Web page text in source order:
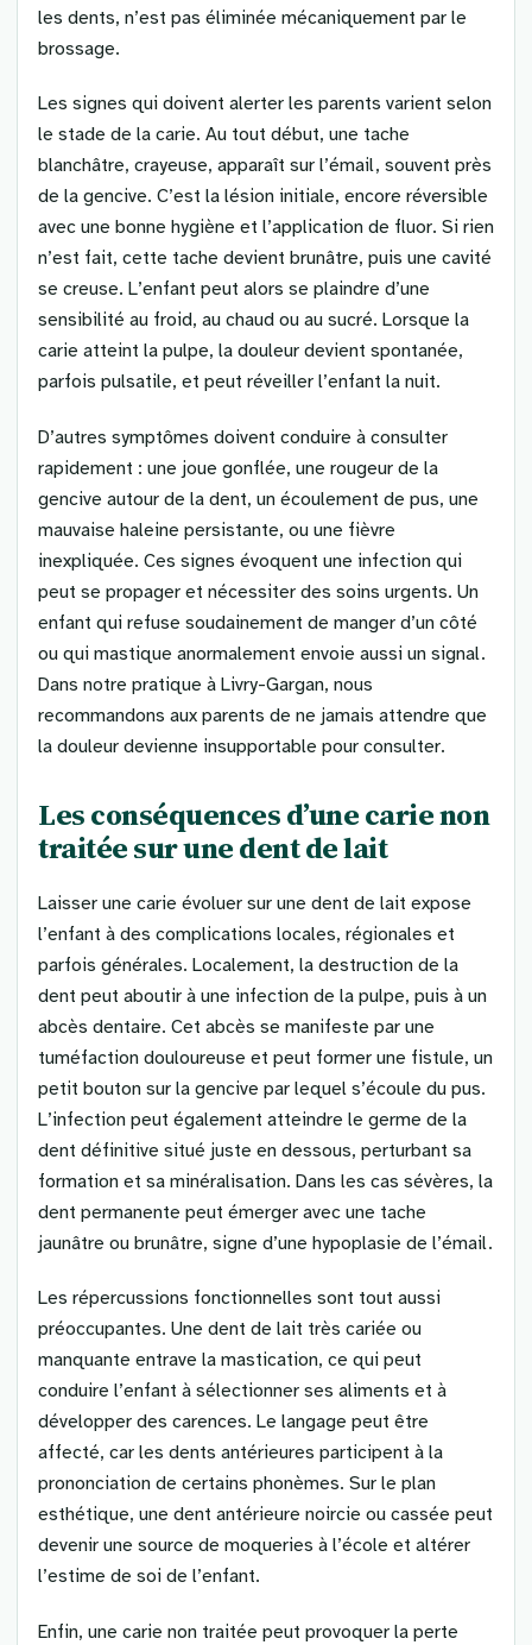
les dents, n’est pas éliminée mécaniquement par le
brossage.
Les signes qui doivent alerter les parents varient selon
le stade de la carie. Au tout début, une tache
blanchâtre, crayeuse, apparaît sur l’émail, souvent près
de la gencive. C’est la lésion initiale, encore réversible
avec une bonne hygiène et l’application de fluor. Si rien
n’est fait, cette tache devient brunâtre, puis une cavité
se creuse. L’enfant peut alors se plaindre d’une
sensibilité au froid, au chaud ou au sucré. Lorsque la
carie atteint la pulpe, la douleur devient spontanée,
parfois pulsatile, et peut réveiller l’enfant la nuit.
D’autres symptômes doivent conduire à consulter
rapidement : une joue gonflée, une rougeur de la
gencive autour de la dent, un écoulement de pus, une
mauvaise haleine persistante, ou une fièvre
inexpliquée. Ces signes évoquent une infection qui
peut se propager et nécessiter des soins urgents. Un
enfant qui refuse soudainement de manger d’un côté
ou qui mastique anormalement envoie aussi un signal.
Dans notre pratique à Livry-Gargan, nous
recommandons aux parents de ne jamais attendre que
la douleur devienne insupportable pour consulter.
Les conséquences d’une carie non
traitée sur une dent de lait
Laisser une carie évoluer sur une dent de lait expose
l’enfant à des complications locales, régionales et
parfois générales. Localement, la destruction de la
dent peut aboutir à une infection de la pulpe, puis à un
abcès dentaire. Cet abcès se manifeste par une
tuméfaction douloureuse et peut former une fistule, un
petit bouton sur la gencive par lequel s’écoule du pus.
L’infection peut également atteindre le germe de la
dent définitive situé juste en dessous, perturbant sa
formation et sa minéralisation. Dans les cas sévères, la
dent permanente peut émerger avec une tache
jaunâtre ou brunâtre, signe d’une hypoplasie de l’émail.
Les répercussions fonctionnelles sont tout aussi
préoccupantes. Une dent de lait très cariée ou
manquante entrave la mastication, ce qui peut
conduire l’enfant à sélectionner ses aliments et à
développer des carences. Le langage peut être
affecté, car les dents antérieures participent à la
prononciation de certains phonèmes. Sur le plan
esthétique, une dent antérieure noircie ou cassée peut
devenir une source de moqueries à l’école et altérer
l’estime de soi de l’enfant.
Enfin, une carie non traitée peut provoquer la perte